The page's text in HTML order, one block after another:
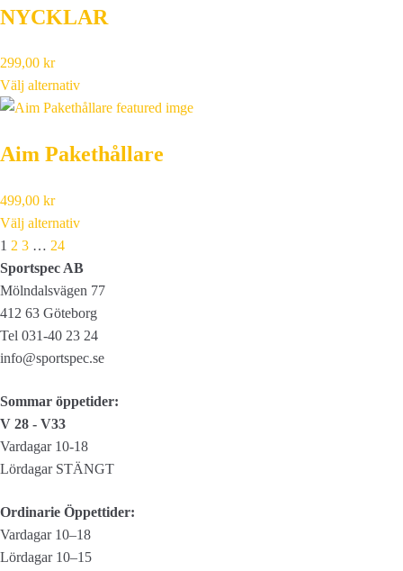
NYCKLAR
299,00 kr
Välj alternativ
Aim Pakethållare
499,00 kr
Välj alternativ
1 2 3 … 24Next
Sportspec AB
Mölndalsvägen 77
412 63 Göteborg
Tel 031-40 23 24
info@sportspec.se
Sommar öppetider:
V 28 - V33
Vardagar 10-18
Lördagar STÄNGT
Ordinarie Öppettider:
Vardagar 10–18
Lördagar 10–15